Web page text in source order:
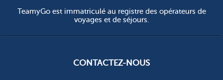
TeamyGo est immatriculé au registre des opérateurs de
voyages et de séjours.
CONTACTEZ-NOUS